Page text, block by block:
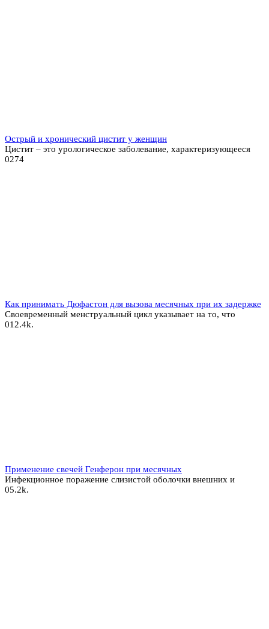
Острый и хронический цистит у женщин
Цистит – это урологическое заболевание, характеризующееся
0274
Как принимать Дюфастон для вызова месячных при их задержке
Своевременный менструальный цикл указывает на то, что
012.4k.
Применение свечей Генферон при месячных
Инфекционное поражение слизистой оболочки внешних и
05.2k.